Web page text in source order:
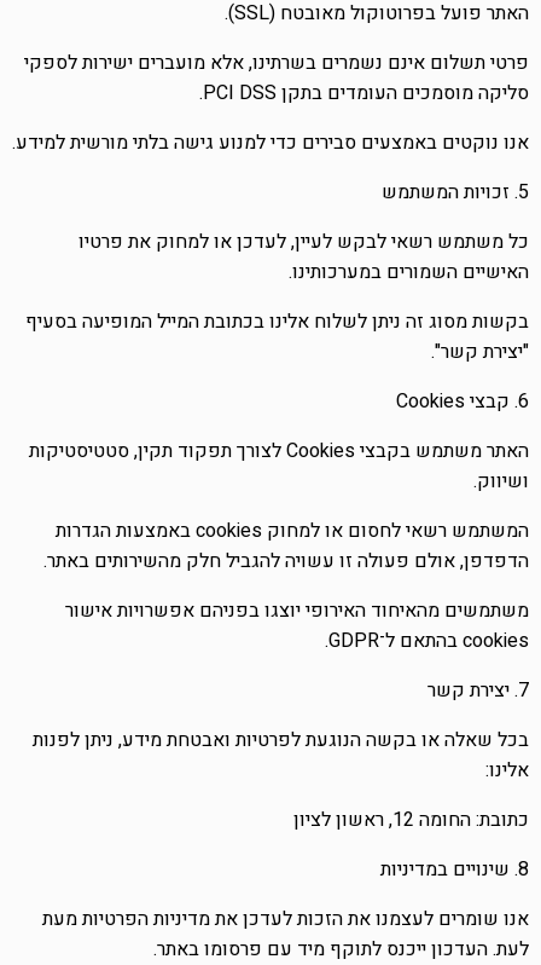
האתר פועל בפרוטוקול מאובטח (SSL).
פרטי תשלום אינם נשמרים בשרתינו, אלא מועברים ישירות לספקי
סליקה מוסמכים העומדים בתקן PCI DSS.
אנו נוקטים באמצעים סבירים כדי למנוע גישה בלתי מורשית למידע.
5. זכויות המשתמש
כל משתמש רשאי לבקש לעיין, לעדכן או למחוק את פרטיו
האישיים השמורים במערכותינו.
בקשות מסוג זה ניתן לשלוח אלינו בכתובת המייל המופיעה בסעיף
"יצירת קשר".
6. קבצי Cookies
האתר משתמש בקבצי Cookies לצורך תפקוד תקין, סטטיסטיקות
ושיווק.
המשתמש רשאי לחסום או למחוק cookies באמצעות הגדרות
הדפדפן, אולם פעולה זו עשויה להגביל חלק מהשירותים באתר.
משתמשים מהאיחוד האירופי יוצגו בפניהם אפשרויות אישור
cookies בהתאם ל־GDPR.
7. יצירת קשר
בכל שאלה או בקשה הנוגעת לפרטיות ואבטחת מידע, ניתן לפנות
אלינו:
כתובת: החומה 12, ראשון לציון
8. שינויים במדיניות
אנו שומרים לעצמנו את הזכות לעדכן את מדיניות הפרטיות מעת
לעת. העדכון ייכנס לתוקף מיד עם פרסומו באתר.